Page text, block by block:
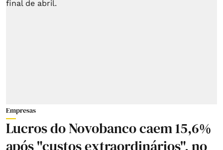
Empresas
Lucros do Novobanco caem 15,6%
após "custos extraordinários", no